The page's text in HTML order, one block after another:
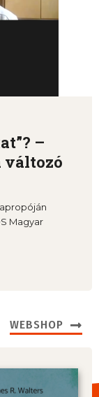
–
változó
Magyar
WEBSHOP